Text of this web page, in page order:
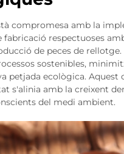
compromesa amb la
fabricació respectuoses
de peces de
sostenibles,
petjada ecològica.
s'alinia amb la creixent
del medi ambient.